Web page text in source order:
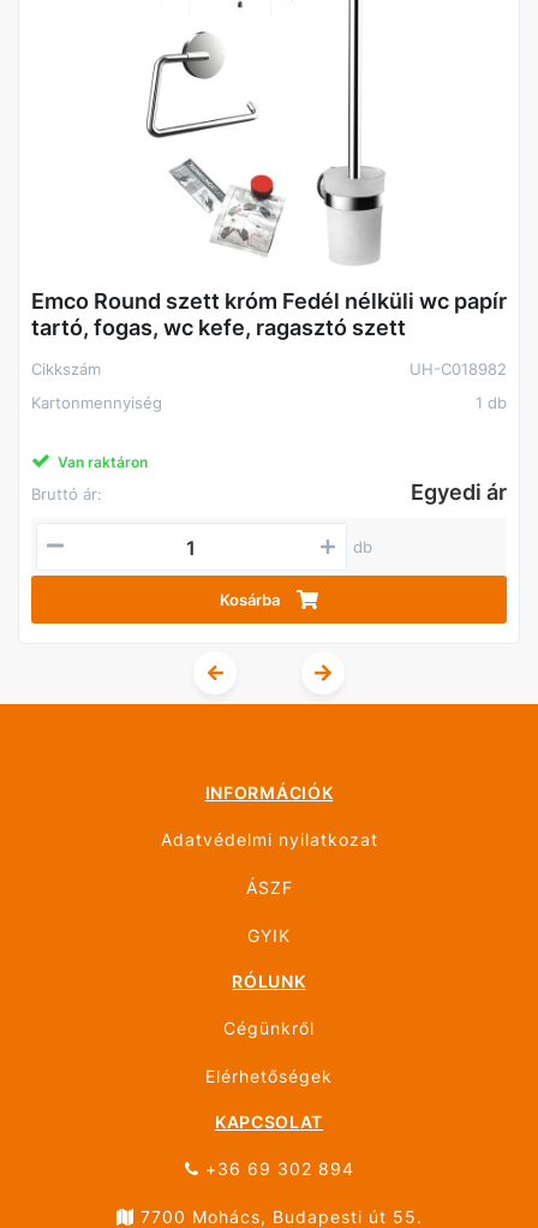
Emco Round szett króm Fedél nélküli wc papír
tartó, fogas, wc kefe, ragasztó szett
Cikkszám
UH-C018982
Kartonmennyiség
1 db
Van raktáron
Bruttó ár: Egyedi ár
db
Kosárba
INFORMÁCIÓK
Adatvédelmi nyilatkozat
ÁSZF
GYIK
RÓLUNK
Cégünkről
Elérhetőségek
KAPCSOLAT
+36 69 302 894
7700 Mohács, Budapesti út 55.